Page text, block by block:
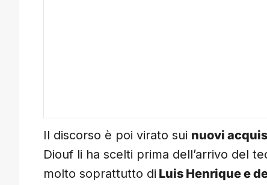
Il discorso è poi virato sui nuovi
Diouf li ha scelti prima dell’arrivo del
molto soprattutto di Luis Henrique e